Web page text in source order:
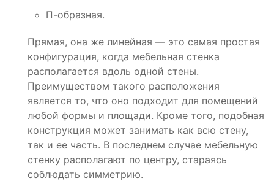
П-образная.
Прямая, она же линейная — это самая простая
конфигурация, когда мебельная стенка
располагается вдоль одной стены.
Преимуществом такого расположения
является то, что оно подходит для помещений
любой формы и площади. Кроме того, подобная
конструкция может занимать как всю стену,
так и ее часть. В последнем случае мебельную
стенку располагают по центру, стараясь
соблюдать симметрию.